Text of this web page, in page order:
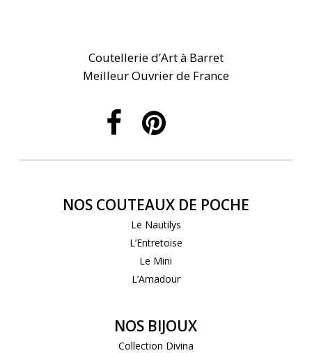
Coutellerie d’Art à Barret
Meilleur Ouvrier de France
NOS COUTEAUX DE POCHE
Le Nautilys
L’Entretoise
Le Mini
L’Amadour
NOS BIJOUX
Collection Divina